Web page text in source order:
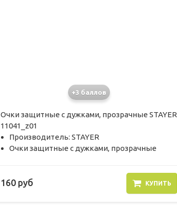
+3 баллов
Очки защитные с дужками, прозрачные STAYER
11041_z01
Производитель: STAYER
Очки защитные с дужками, прозрачные
160 руб КУПИТЬ